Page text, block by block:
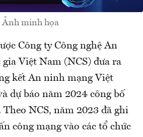
Ảnh minh họa
Công ty Công nghệ An
Việt Nam (NCS) đưa ra
kết An ninh mạng Việt
dự báo năm 2024 công bố
Theo NCS, năm 2023 đã ghi
công mạng vào các tổ chức